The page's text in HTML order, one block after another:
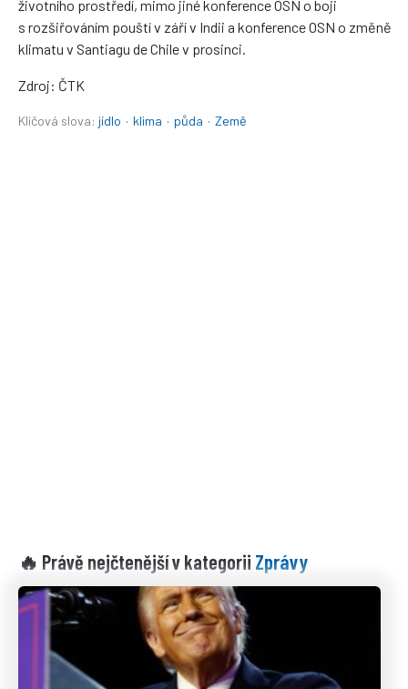
životního prostředí, mimo jiné konference OSN o boji
s rozšiřováním pouští v září v Indii a konference OSN o změně
klimatu v Santiagu de Chile v prosinci.
Zdroj: ČTK
Klíčová slova: jídlo · klima · půda · Země
🔥 Právě nejčtenější v kategorii Zprávy